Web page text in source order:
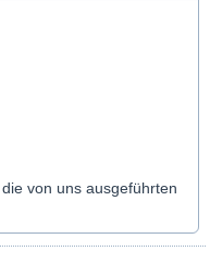
von uns ausgeführten